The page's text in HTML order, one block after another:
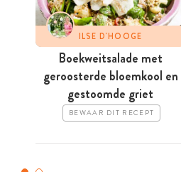
ILSE D'HOOGE
Boekweitsalade met
geroosterde bloemkool en
gestoomde griet
BEWAAR DIT RECEPT